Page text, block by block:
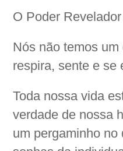
O Poder
Nós não temos
respira, sente e se
Toda nossa vida
verdade de nossa
um pergaminho